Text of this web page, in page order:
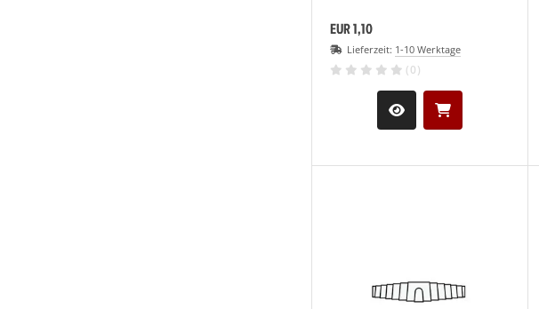
EUR 1,10
Lieferzeit: 1-10 Werktage
(0)